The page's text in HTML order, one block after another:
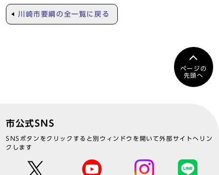
川崎市要綱の全一覧に戻る
ページの
先頭へ
市公式SNS
SNSボタンをクリックすると別ウィンドウを開いて外部サイトへリン
クします